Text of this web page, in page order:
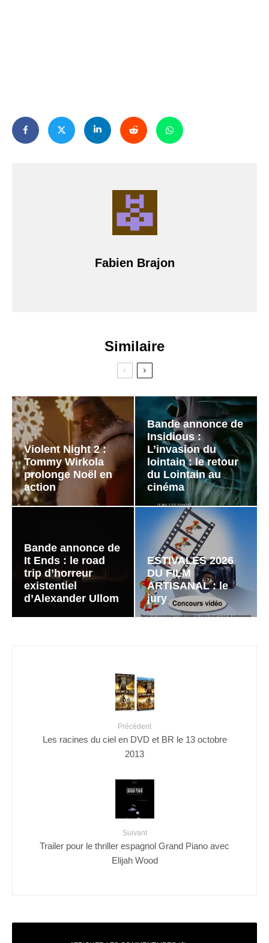
Fabien Brajon
Similaire
Violent Night 2 :
Tommy Wirkola
prolonge Noël en
action
Bande annonce de
Insidious :
L’invasion du
lointain : le retour
du Lointain au
cinéma
Bande annonce de
It Ends : le road
trip d’horreur
existentiel
d’Alexander Ullom
ESTIVALES 2026
DU FILM
ARTISANAL : le
jury
Précédent
Les racines du ciel en DVD et BR le 13 octobre
2013
Suivant
Trailer pour le thriller espagnol Grand Piano avec
Elijah Wood